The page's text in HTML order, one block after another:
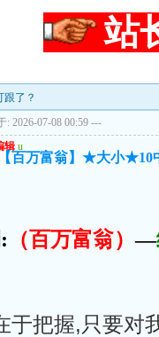
站
了？
: 2026-07-08 00:59 ---
辑 u
百万富翁】★大小★10
（百万富翁）—
于把握,只要对